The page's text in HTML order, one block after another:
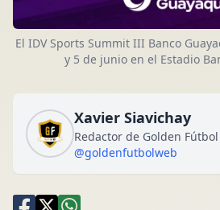
El IDV Sports Summit III Banco
y 5 de junio en el Estadio
Xavier Siavichay
Redactor de Golden Fútbol
@goldenfutbolweb